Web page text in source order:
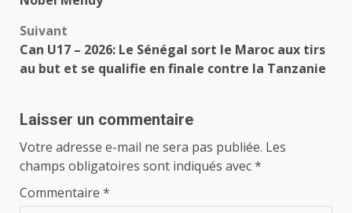
Suivant
Can U17 – 2026: Le Sénégal sort le Maroc aux tirs
au but et se qualifie en finale contre la Tanzanie
Laisser un commentaire
Votre adresse e-mail ne sera pas publiée. Les
champs obligatoires sont indiqués avec*
Commentaire *